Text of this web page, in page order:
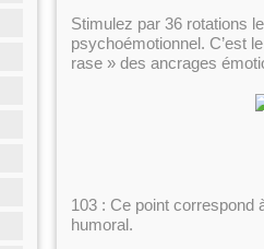
Stimulez par 36 rotations
psychoémotionnel. C’est
rase » des ancrages
103 : Ce point correspond
humoral.